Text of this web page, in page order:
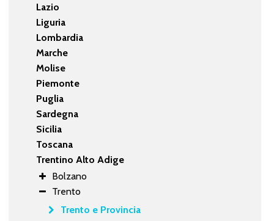
Lazio
Liguria
Lombardia
Marche
Molise
Piemonte
Puglia
Sardegna
Sicilia
Toscana
Trentino Alto Adige
Bolzano
Trento
Trento e Provincia